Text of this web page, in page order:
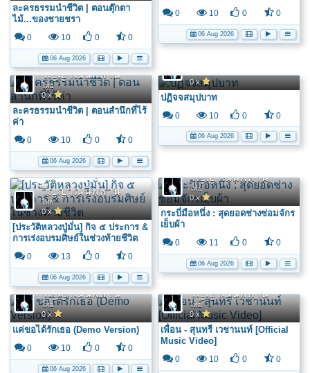
ละครธรรมนำชีวิต | ตอนตุ๊กตา
ไม้...ของชายชรา
0 10 0 0
06 Aug 2026
0 10 0 0
06 Aug 2026
วิญญาณนิพพาน
ไทย
0 x
ละครธรรมนำชีวิต | ตอนสำนึกที่ไร้
ค่า
0 10 0 0
06 Aug 2026
0 x
ปฏิจจสมุปบาท
0 10 0 0
06 Aug 2026
วิญญาณนิพพาน
ไทย
0 x
[ประวัติหลวงปู่มั่น] กิจ ๕ ประการ &
การเร่งอบรมศิษย์ในช่วงท้ายชีวิต
0 13 0 0
06 Aug 2026
วิญญาณนิพพาน
ไทย
0 x
กระบี่มือหนึ่ง : สุดยอดช่างซ่อมจักร
เย็บผ้า
0 11 0 0
06 Aug 2026
วิญญาณนิพพาน
ไทย
0 x
แค่ขอได้รักเธอ (Demo Version)
0 10 0 0
06 Aug 2026
วิญญาณนิพพาน
ไทย
0 x
เพื่อน - สุนทรี เวชานนท์ [Official
Music Video]
0 10 0 0